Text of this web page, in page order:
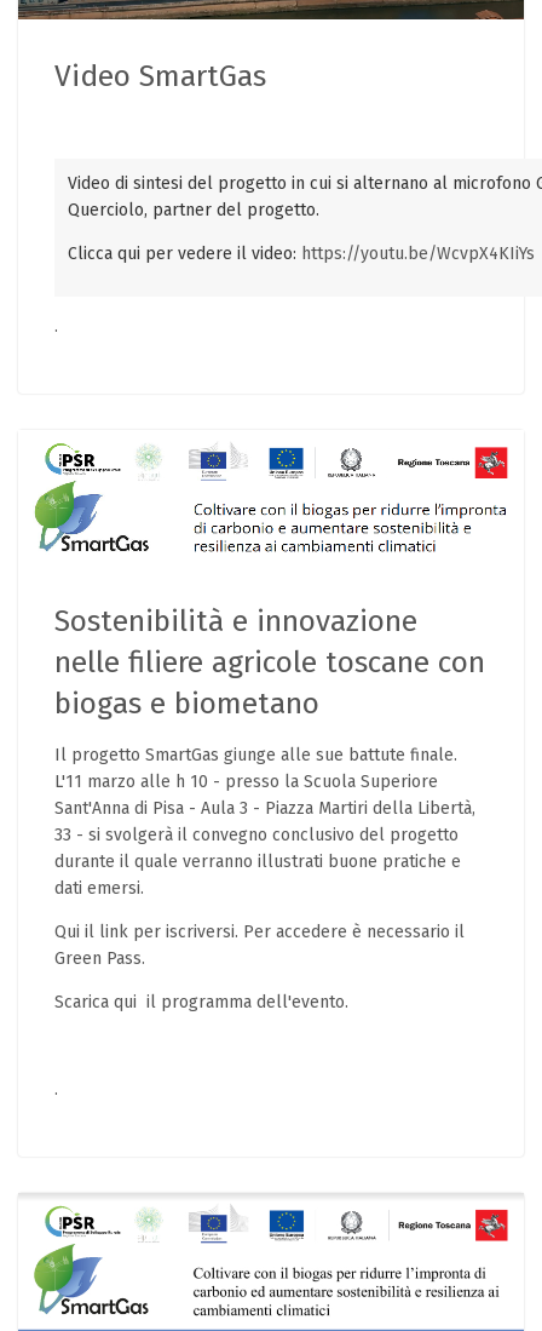
Video SmartGas
Video di sintesi del progetto in cui si alternano al microfono
Querciolo, partner del progetto.
Clicca qui per vedere il video: https://youtu.be/WcvpX4KIiYs
.
Sostenibilità e innovazione
nelle filiere agricole toscane con
biogas e biometano
Il progetto SmartGas giunge alle sue battute finale.
L'11 marzo alle h 10 - presso la Scuola Superiore
Sant'Anna di Pisa - Aula 3 - Piazza Martiri della Libertà,
33 - si svolgerà il convegno conclusivo del progetto
durante il quale verranno illustrati buone pratiche e
dati emersi.
Qui il link per iscriversi. Per accedere è necessario il
Green Pass.
Scarica qui il programma dell'evento.
.